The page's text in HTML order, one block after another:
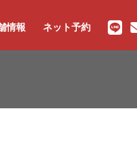
情報 ネット予約